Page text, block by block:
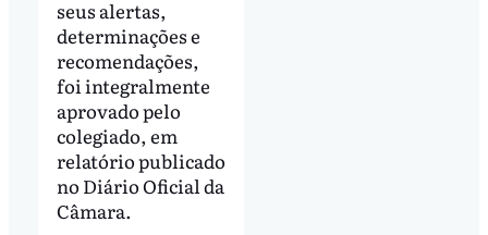
seus alertas,
determinações e
recomendações,
foi integralmente
aprovado pelo
colegiado, em
relatório publicado
no Diário Oficial da
Câmara.